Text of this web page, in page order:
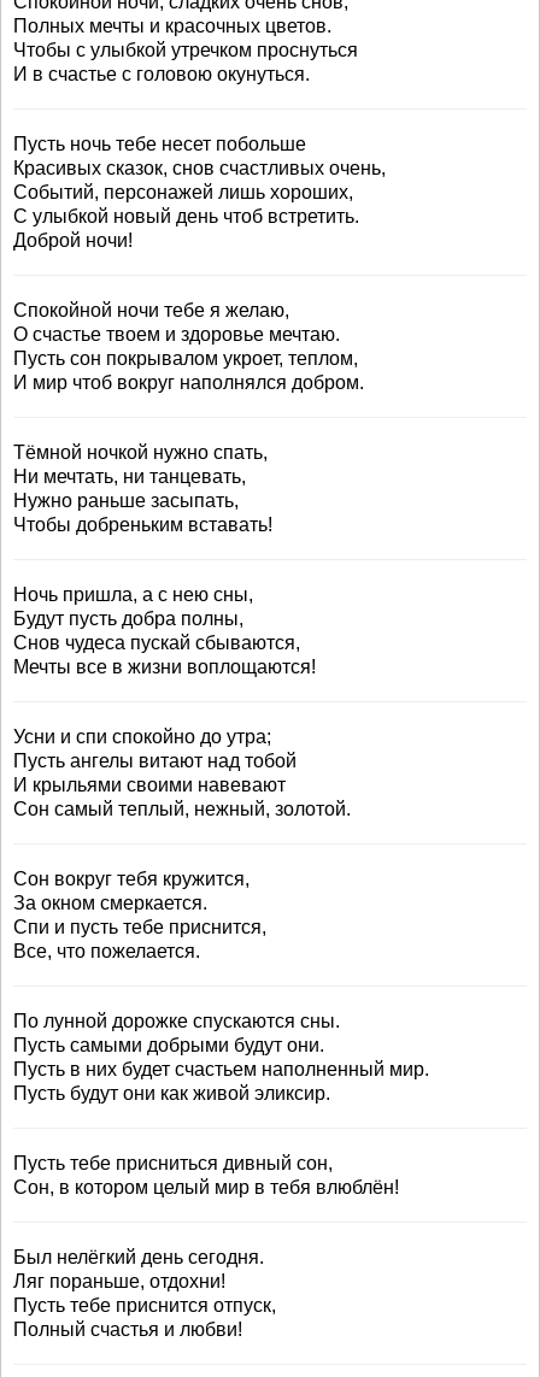
Полных мечты и красочных цветов.
Чтобы с улыбкой утречком проснуться
И в счастье с головою окунуться.
Пусть ночь тебе несет побольше
Красивых сказок, снов счастливых очень,
Событий, персонажей лишь хороших,
С улыбкой новый день чтоб встретить.
Доброй ночи!
Спокойной ночи тебе я желаю,
О счастье твоем и здоровье мечтаю.
Пусть сон покрывалом укроет, теплом,
И мир чтоб вокруг наполнялся добром.
Тёмной ночкой нужно спать,
Ни мечтать, ни танцевать,
Нужно раньше засыпать,
Чтобы добреньким вставать!
Ночь пришла, а с нею сны,
Будут пусть добра полны,
Снов чудеса пускай сбываются,
Мечты все в жизни воплощаются!
Усни и спи спокойно до утра;
Пусть ангелы витают над тобой
И крыльями своими навевают
Сон самый теплый, нежный, золотой.
Сон вокруг тебя кружится,
За окном смеркается.
Спи и пусть тебе приснится,
Все, что пожелается.
По лунной дорожке спускаются сны.
Пусть самыми добрыми будут они.
Пусть в них будет счастьем наполненный мир.
Пусть будут они как живой эликсир.
Пусть тебе присниться дивный сон,
Сон, в котором целый мир в тебя влюблён!
Был нелёгкий день сегодня.
Ляг пораньше, отдохни!
Пусть тебе приснится отпуск,
Полный счастья и любви!